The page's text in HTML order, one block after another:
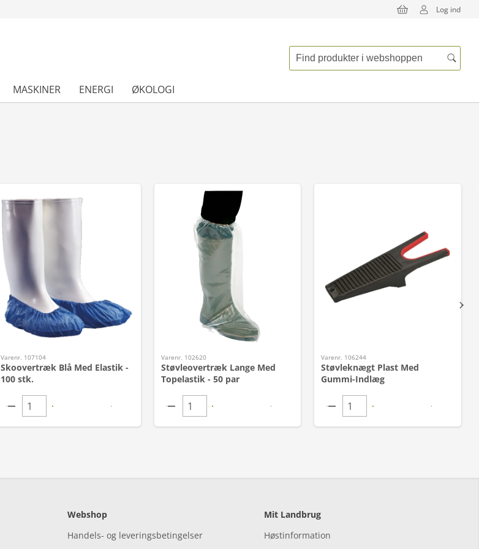
Log ind
MASKINER ENERGI ØKOLOGI
Varenr. 107104
Skoovertræk Blå Med Elastik -
100 stk.
Varenr. 102620
Støvleovertræk Lange Med
Topelastik - 50 par
Varenr. 106244
Støvleknægt Plast Med
Gummi-Indlæg
Webshop
Handels- og leveringsbetingelser
Mit Landbrug
Høstinformation